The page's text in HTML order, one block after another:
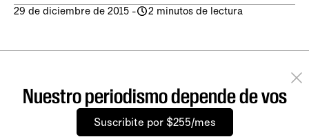
29 de diciembre de 2015 - 2 minutos de lectura
Nuestro periodismo depende de vos
Suscribite por $255/mes